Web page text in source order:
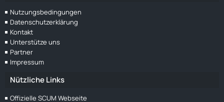
Nutzungsbedingungen
Datenschutzerklärung
Kontakt
Unterstütze uns
Partner
Impressum
Nützliche Links
Offizielle SCUM Webseite